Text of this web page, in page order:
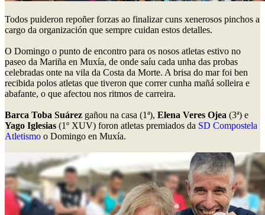
Todos puideron repoñer forzas ao finalizar cuns xenerosos pinchos a
cargo da organización que sempre cuidan estos detalles.
O Domingo o punto de encontro para os nosos atletas estivo no
paseo da Mariña en Muxía, de onde saíu cada unha das probas
celebradas onte na vila da Costa da Morte. A brisa do mar foi ben
recibida polos atletas que tiveron que correr cunha mañá solleira e
abafante, o que afectou nos ritmos de carreira.
Barca Toba Suárez gañou na casa (1ª), Elena Veres Ojea (3ª) e
Yago Iglesias (1º XUV) foron atletas premiados da SD Compostela
Atletismo o Domingo en Muxía.